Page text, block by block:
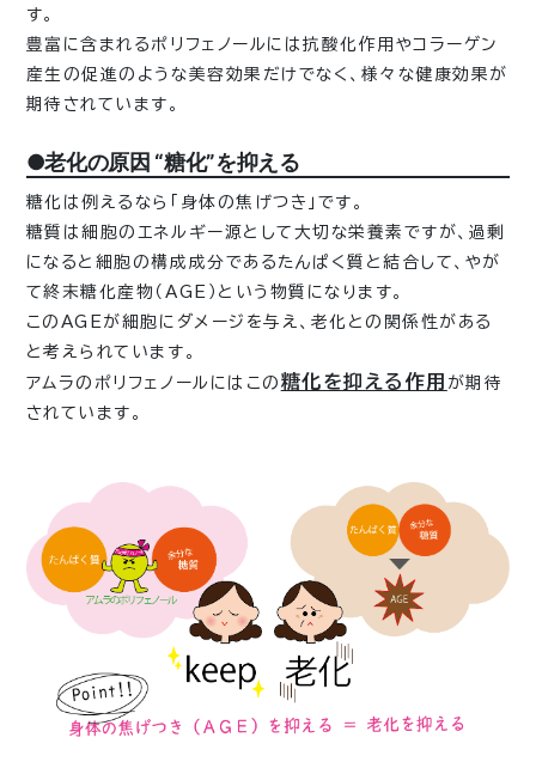
す。
豊富に含まれるポリフェノールには抗酸化作用やコラーゲン
産生の促進のような美容効果だけでなく、様々な健康効果が
期待されています。
●老化の原因 “糖化”を抑える
糖化は例えるなら「身体の焦げつき」です。
糖質は細胞のエネルギー源として大切な栄養素ですが、過剰
になると細胞の構成成分であるたんぱく質と結合して、やが
て終末糖化産物（AGE）という物質になります。
このAGEが細胞にダメージを与え、老化との関係性がある
と考えられています。
アムラのポリフェノールにはこの 糖化を抑える作用 が期待
されています。